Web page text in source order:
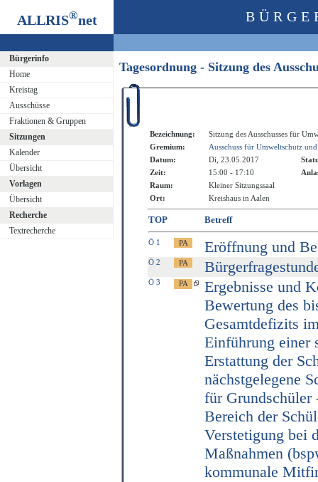
ALLRIS®net
Bürgerinfo
Home
Kreistag
Ausschüsse
Fraktionen & Gruppen
Sitzungen
Kalender
Übersicht
Vorlagen
Übersicht
Recherche
Textrecherche
Tagesordnung - Sitzung des
Bezeichnung:
Sitzung des Ausschusses für
Gremium:
Ausschuss für Umweltschutz
Datum:
Di, 23.05.2017
Zeit:
15:00 - 17:10
Raum:
Kleiner Sitzungssaal
Ort:
Kreishaus in Aalen
TOP Betreff
Ö 1 Eröffnung und
Ö 2
Ö 3
Ergebnisse und
Bewertung des
Gesamtdefizits
Einführung einer
Erstattung der
nächstgelegene
für Grundschüler
Bereich der
Verstetigung bei
Maßnahmen
kommunale